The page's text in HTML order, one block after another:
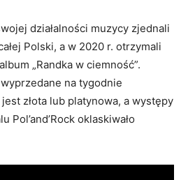
działalności muzycy zjednali
Polski, a w 2020 r. otrzymali
„Randka w ciemność”.
na tygodnie
złota lub platynowa, a występy
Pol’and’Rock oklaskiwało